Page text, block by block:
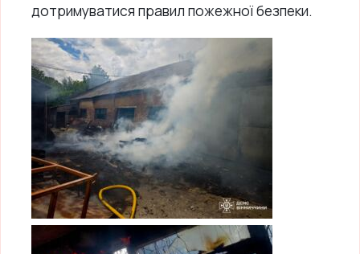
дотримуватися правил пожежної безпеки.